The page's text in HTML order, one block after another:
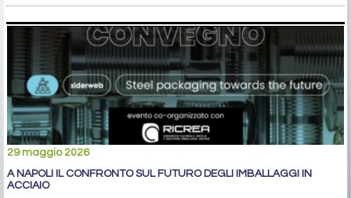
29 maggio 2026
A NAPOLI IL CONFRONTO SUL FUTURO DEGLI IMBALLAGGI IN
ACCIAIO